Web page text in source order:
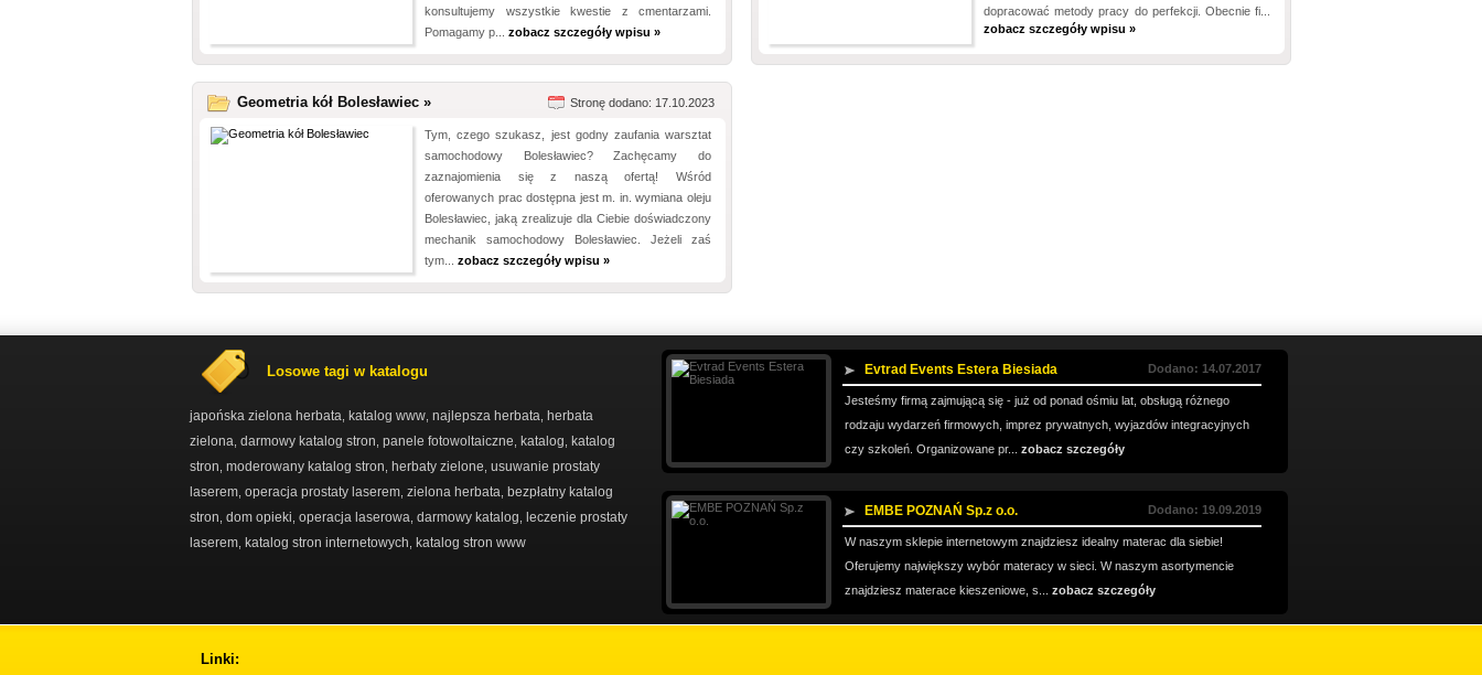
konsultujemy wszystkie kwestie z cmentarzami.
Pomagamy p... zobacz szczegóły wpisu »
dopracować metody pracy do perfekcji. Obecnie fi...
zobacz szczegóły wpisu »
Geometria kół Bolesławiec » Stronę dodano: 17.10.2023
Tym, czego szukasz, jest godny zaufania warsztat
samochodowy Bolesławiec? Zachęcamy do
zaznajomienia się z naszą ofertą! Wśród
oferowanych prac dostępna jest m. in. wymiana oleju
Bolesławiec, jaką zrealizuje dla Ciebie doświadczony
mechanik samochodowy Bolesławiec. Jeżeli zaś
tym... zobacz szczegóły wpisu »
Losowe tagi w katalogu
japońska zielona herbata katalog www najlepsza herbata herbata
zielona darmowy katalog stron panele fotowoltaiczne katalog
katalog
stron moderowany katalog stron herbaty zielone usuwanie prostaty
laserem operacja prostaty laserem zielona herbata bezpłatny katalog
stron dom opieki operacja laserowa darmowy katalog
leczenie prostaty
laserem katalog stron internetowych katalog stron www
Evtrad Events Estera Biesiada Dodano: 14.07.2017
Jesteśmy firmą zajmującą się - już od ponad ośmiu lat, obsługą różnego
rodzaju wydarzeń firmowych, imprez prywatnych, wyjazdów integracyjnych
czy szkoleń. Organizowane pr... zobacz szczegóły
EMBE POZNAŃ Sp.z o.o. Dodano: 19.09.2019
W naszym sklepie internetowym znajdziesz idealny materac dla siebie!
Oferujemy największy wybór materacy w sieci. W naszym asortymencie
znajdziesz materace kieszeniowe, s... zobacz szczegóły
Linki: